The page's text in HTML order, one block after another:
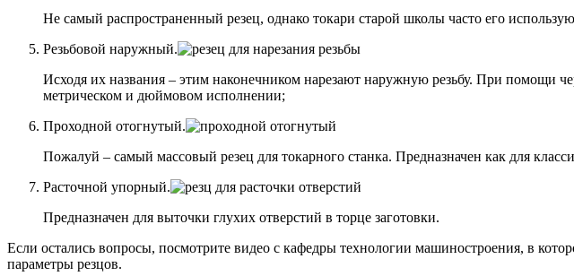
Не самый распространенный резец, однако токари старой школы часто его
Резьбовой наружный.
Исходя их названия – этим наконечником нарезают наружную резьбу. При помощи
метрическом и дюймовом исполнении;
Проходной отогнутый.
Пожалуй – самый массовый резец для токарного станка. Предназначен как для
Расточной упорный.
Предназначен для выточки глухих отверстий в торце заготовки.
Если остались вопросы, посмотрите видео с кафедры технологии машиностроения, в
параметры резцов.